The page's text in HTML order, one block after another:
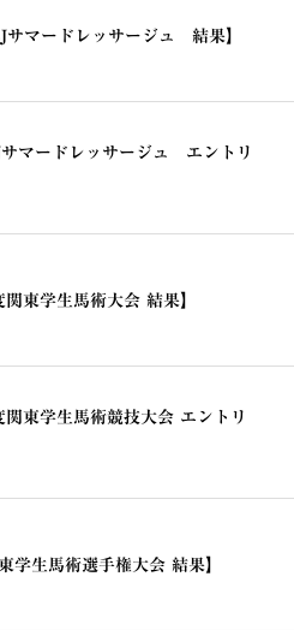
サマードレッサージュ 結果】
サマードレッサージュ エントリ
関東学生馬術大会 結果】
関東学生馬術競技大会 エントリ
学生馬術選手権大会 結果】